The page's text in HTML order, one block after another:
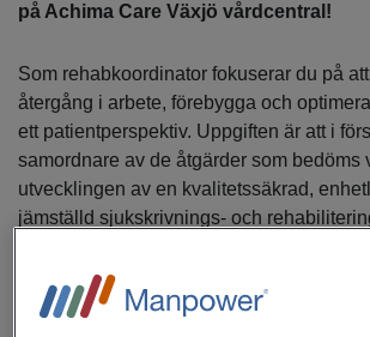
på Achima Care Växjö vårdcentral!
Som rehabkoordinator fokuserar du på
återgång i arbete, förebygga och
ett patientperspektiv. Uppgiften är att i
samordnare av de åtgärder som bedöms
utvecklingen av en kvalitetssäkrad,
jämställd sjukskrivnings- och
arbetsförmåga.